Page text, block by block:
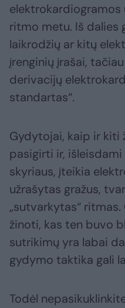
ritmo metu. Iš dalies
laikrodžių ar kitų
įrenginių įrašai,
derivacijų
standartas“.
Gydytojai, kaip ir kiti
pasigirti ir,
skyriaus, įteikia
užrašytas gražus,
„sutvarkytas“
žinoti, kas ten buvo
sutrikimų yra labai
gydymo taktika gali
Todėl